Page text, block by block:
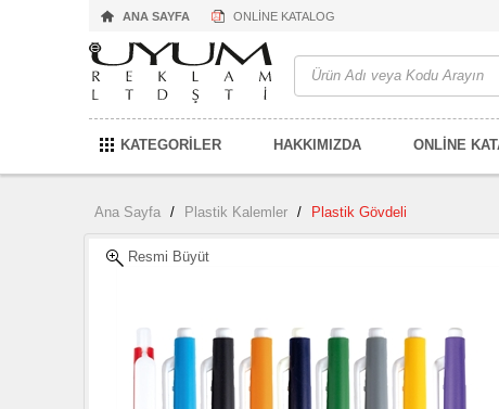
ANA SAYFA ONLİNE KATALOG
KATEGORİLER HAKKIMIZDA ONLİNE
Ana Sayfa / Plastik Kalemler / Plastik Gövdeli
Resmi Büyüt